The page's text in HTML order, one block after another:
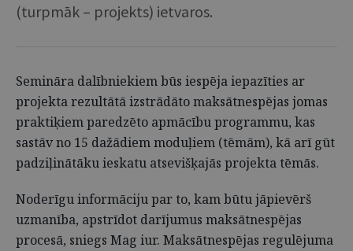
(turpmāk – projekts) ietvaros.
Semināra dalībniekiem būs iespēja iepazīties ar
projekta rezultātā izstrādāto maksātnespējas jomas
praktiķiem paredzēto apmācību programmu, kas
sastāv no 15 dažādiem moduļiem (tēmām), kā arī gūt
padziļinātāku ieskatu atsevišķajās projekta tēmās.
Noderīgu informāciju par to, kam būtu jāpievērš
uzmanība, apstrīdot darījumus maksātnespējas
procesā, sniegs Mag iur. Maksātnespējas regulējuma